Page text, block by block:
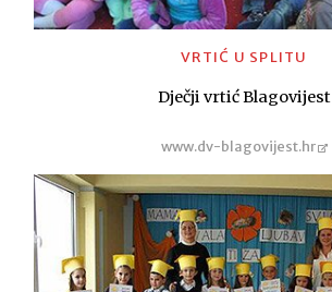
VRTIĆ U SPLITU
Dječji vrtić Blagovijest
www.dv-blagovijest.hr